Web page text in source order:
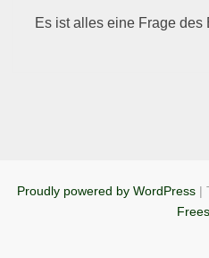
Es ist alles eine Frage
Proudly powered by WordPress |